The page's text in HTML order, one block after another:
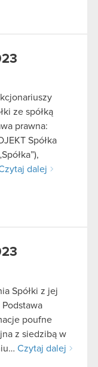
ze spółką
prawna:
Spółka
dalej
Spółki z jej
Podstawa
poufne
z siedzibą w
Czytaj dalej